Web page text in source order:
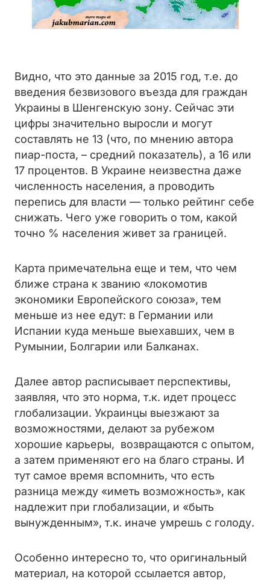
Видно, что это данные за 2015 год, т.е. до
введения безвизового въезда для граждан
Украины в Шенгенскую зону. Сейчас эти
цифры значительно выросли и могут
составлять не 13 (что, по мнению автора
пиар-поста, – средний показатель), а 16 или
17 процентов. В Украине неизвестна даже
численность населения, а проводить
перепись для власти — только рейтинг себе
снижать. Чего уже говорить о том, какой
точно % населения живет за границей.
Карта примечательна еще и тем, что чем
ближе страна к званию «локомотив
экономики Европейского союза», тем
меньше из нее едут: в Германии или
Испании куда меньше выехавших, чем в
Румынии, Болгарии или Балканах.
Далее автор расписывает перспективы,
заявляя, что это норма, т.к. идет процесс
глобализации. Украинцы выезжают за
возможностями, делают за рубежом
хорошие карьеры, возвращаются с опытом,
а затем применяют его на благо страны. И
тут самое время вспомнить, что есть
разница между «иметь возможность», как
надлежит при глобализации, и «быть
вынужденным», т.к. иначе умрешь с голоду.
Особенно интересно то, что оригинальный
материал, на которой ссылается автор,